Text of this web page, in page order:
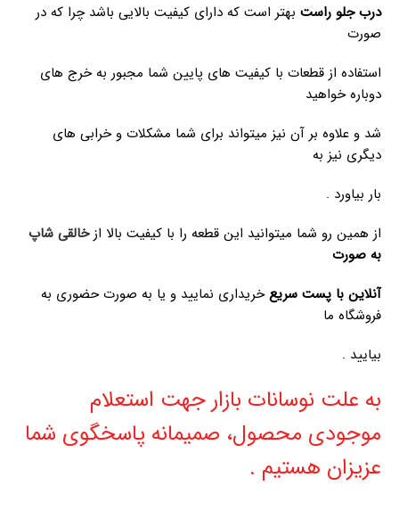
درب جلو راست بهتر است که دارای کیفیت بالایی باشد چرا که در
صورت
استفاده از قطعات با کیفیت های پایین شما مجبور به خرج های
دوباره خواهید
شد و علاوه بر آن نیز میتواند برای شما مشکلات و خرابی های
دیگری نیز به
بار بیاورد .
از همین رو شما میتوانید این قطعه را با کیفیت بالا ازخالقی شاپ
به صورت
آنلاین با پست سریعخریداری نمایید و یا به صورت حضوری به
فروشگاه ما
بیایید .
به علت نوسانات بازار جهت استعلام
موجودی محصول، صمیمانه پاسخگوی شما
عزیزان هستیم .